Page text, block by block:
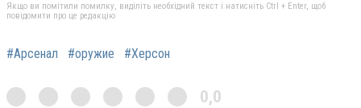
Якщо ви помітили помилку, виділіть необхідний текст і натисніть Ctrl + Enter, щоб
повідомити про це редакцію
#Арсенал #оружие #Херсон
0,0